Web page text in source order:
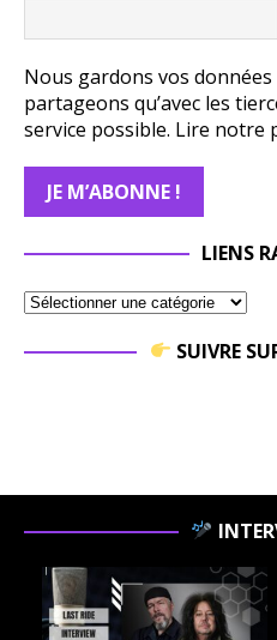
Nous gardons vos
partageons qu’avec les
service possible. Lire notre
LIENS
SUIVRE